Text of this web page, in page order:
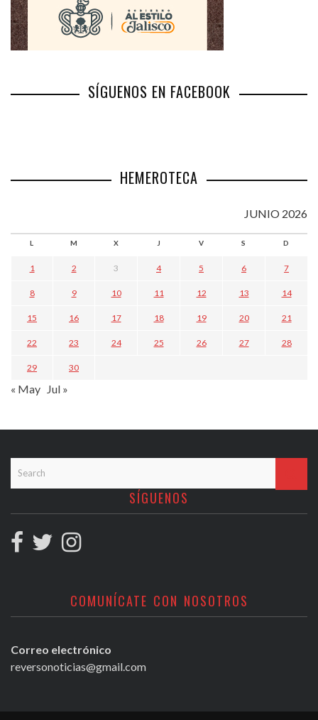
SÍGUENOS EN FACEBOOK
HEMEROTECA
JUNIO 2026
L M X J V S D
1 2 3 4 5 6 7
8 9 10 11 12 13 14
15 16 17 18 19 20 21
22 23 24 25 26 27 28
29 30
« May Jul »
SÍGUENOS
COMUNÍCATE CON NOSOTROS
Correo electrónico
reversonoticias@gmail.com